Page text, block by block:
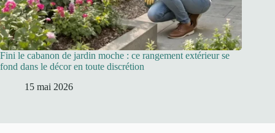
Fini le cabanon de jardin moche : ce rangement extérieur se
fond dans le décor en toute discrétion
15 mai 2026